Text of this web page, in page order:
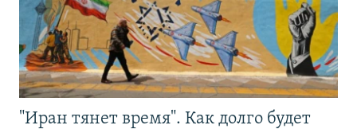
"Иран тянет время". Как долго будет